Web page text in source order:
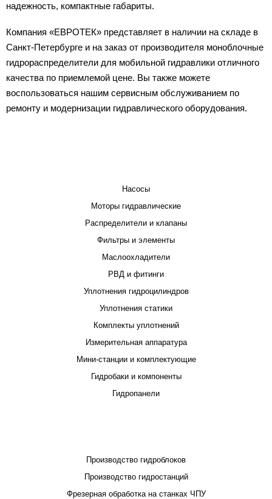
надежность, компактные габариты.
Компания «ЕВРОТЕК» представляет в наличии на складе в
Санкт-Петербурге и на заказ от производителя моноблочные
гидрораспределители для мобильной гидравлики отличного
качества по приемлемой цене. Вы также можете
воспользоваться нашим сервисным обслуживанием по
ремонту и модернизации гидравлического оборудования.
Насосы
Моторы гидравлические
Распределители и клапаны
Фильтры и элементы
Маслоохладители
РВД и фитинги
Уплотнения гидроцилиндров
Уплотнения статики
Комплекты уплотнений
Измерительная аппаратура
Мини-станции и комплектующие
Гидробаки и компоненты
Гидропанели
Производство гидроблоков
Производство гидростанций
Фрезерная обработка на станках ЧПУ